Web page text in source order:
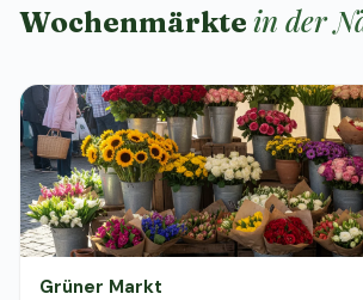
Wochenmärkte in der
Grüner Markt